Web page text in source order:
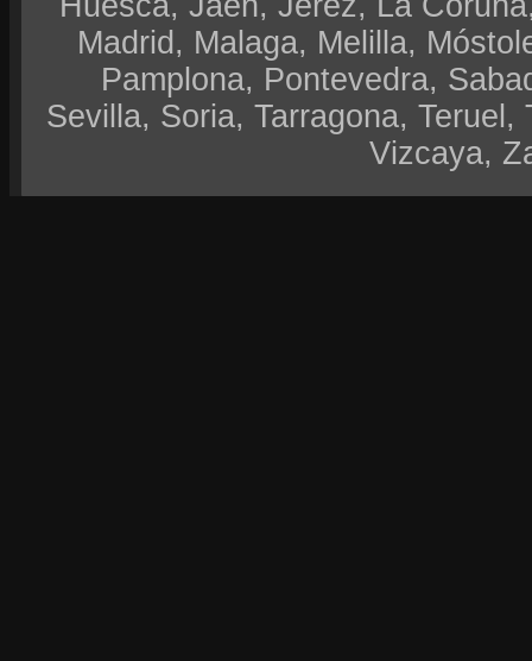
Madrid, Malaga, Melilla,
Pamplona, Pontevedra,
Sevilla, Soria, Tarragona,
Vizcaya,